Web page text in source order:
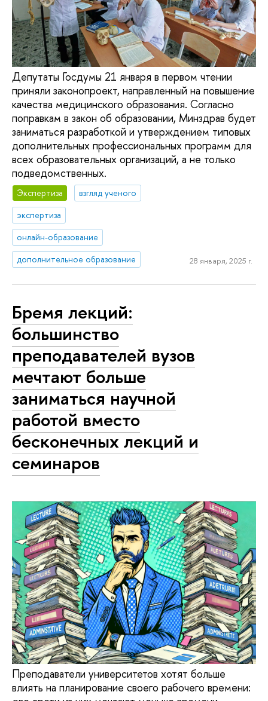
Депутаты Госдумы 21 января в первом чтении
приняли законопроект, направленный на повышение
качества медицинского образования. Согласно
поправкам в закон об образовании, Минздрав будет
заниматься разработкой и утверждением типовых
дополнительных профессиональных программ для
всех образовательных организаций, а не только
подведомственных.
Экспертиза
взгляд ученого
экспертиза
онлайн-образование
дополнительное образование
28 января, 2025 г.
Бремя лекций:
большинство
преподавателей вузов
мечтают больше
заниматься научной
работой вместо
бесконечных лекций и
семинаров
Преподаватели университетов хотят больше
влиять на планирование своего рабочего времени: